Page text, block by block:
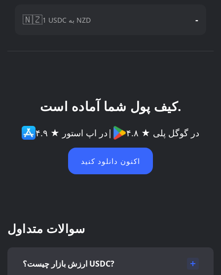
🇳🇿 1 USDC به NZD -
کیف پول شما آماده است.
۴.۹ ★ در اپ استور | ۴.۸ ★ در گوگل پلی
اکنون دانلود کنید
سوالات متداول
ارزش بازار چیست؟ USDC?